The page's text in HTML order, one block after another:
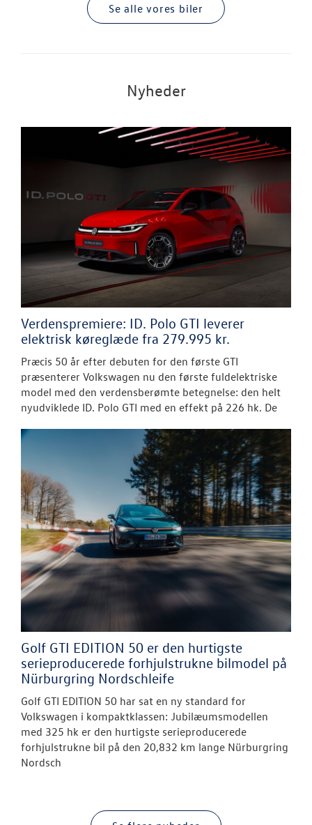
Se alle vores biler
Nyheder
Verdenspremiere: ID. Polo GTI leverer
elektrisk køreglæde fra 279.995 kr.
Præcis 50 år efter debuten for den første GTI
præsenterer Volkswagen nu den første fuldelektriske
model med den verdensberømte betegnelse: den helt
nyudviklede ID. Polo GTI med en effekt på 226 hk. De
Golf GTI EDITION 50 er den hurtigste
serieproducerede forhjulstrukne bilmodel på
Nürburgring Nordschleife
Golf GTI EDITION 50 har sat en ny standard for
Volkswagen i kompaktklassen: Jubilæumsmodellen
med 325 hk er den hurtigste serieproducerede
forhjulstrukne bil på den 20,832 km lange Nürburgring
Nordsch